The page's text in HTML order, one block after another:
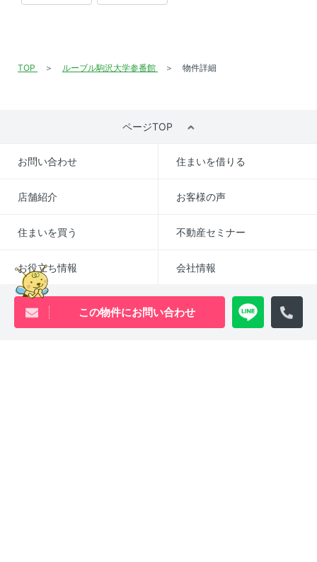
この物件にお問い合わせ
TOP ルーブル駒沢大学参番館 物件詳細
ページTOP
お問い合わせ 住まいを借りる
店舗紹介 お客様の声
住まいを買う 不動産セミナー
お役立ち情報 会社情報
オフィスを借りる
入居申し込み（個人）
入居申し込み（法人）
入居者様お問い合わせ
仲介業者様へ